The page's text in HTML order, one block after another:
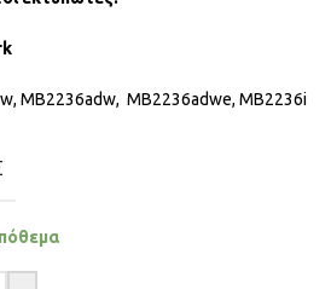
MB2236adw, MB2236adwe, MB2236i